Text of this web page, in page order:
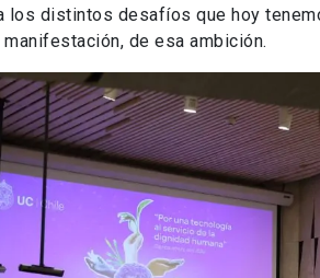
los distintos desafíos que hoy
de esa ambición.